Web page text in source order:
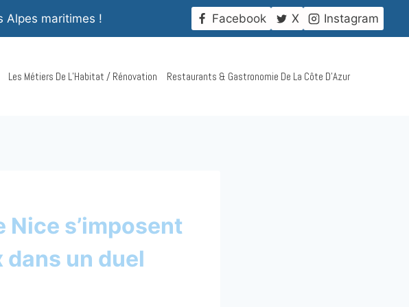
Alpes maritimes ! Facebook X Instagram
Les Métiers De L’Habitat / Rénovation Restaurants & Gastronomie De La Côte D’Azur
Nice s’imposent
dans un duel